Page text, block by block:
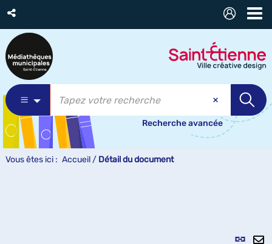
Recherche avancée
Vous êtes ici : Accueil / Détail du document
Lien